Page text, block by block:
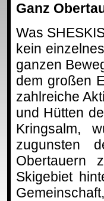
Ganz
Was
kein
ganzen
dem großen
zahlreiche
und Hütten
Kringsalm,
zugunsten
Obertauern
Skigebiet